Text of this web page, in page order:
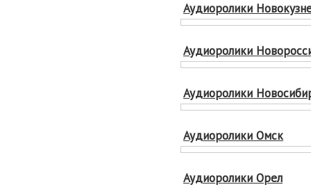
Аудиоролики
Аудиоролики
Аудиоролики
Аудиоролики Омск
Аудиоролики Орел